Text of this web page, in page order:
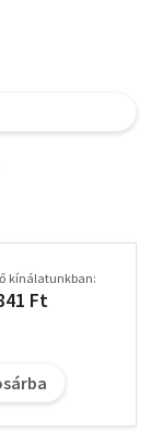
kínálatunkban:
Ft